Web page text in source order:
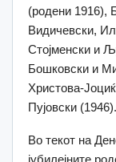
(родени 1916),
Видичевски,
Стојменски и
Бошковски и
Христова-
Пујовски (1946).
Во текот на